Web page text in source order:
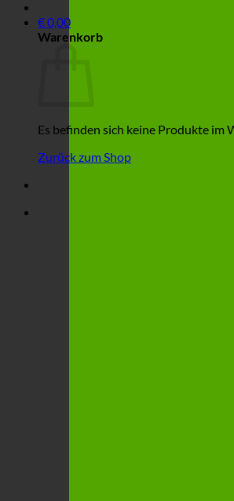
€0,00
Warenkorb
Es befinden sich keine Produkte im
Zurück zum Shop